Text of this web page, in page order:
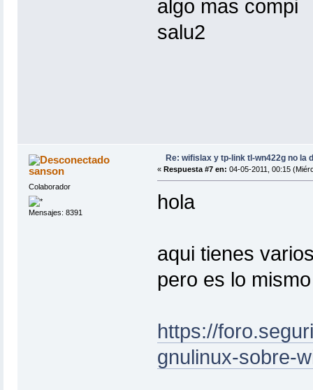
algo mas compi
salu2
sanson
Colaborador
Mensajes: 8391
Re: wifislax y tp-link tl-wn422g no la
« Respuesta #7 en: 04-05-2011, 00:15
hola
aqui tienes
pero es lo mismo
https://
gnulinux-sobre-